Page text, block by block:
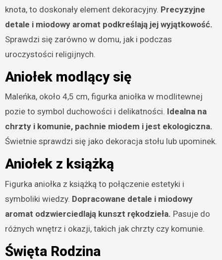
knota, to doskonały element dekoracyjny. Precyzyjne
detale i miodowy aromat podkreślają jej wyjątkowość.
Sprawdzi się zarówno w domu, jak i podczas
uroczystości religijnych.
Aniołek modlący się
Maleńka, około 4,5 cm, figurka aniołka w modlitewnej
pozie to symbol duchowości i delikatności. Idealna na
chrzty i komunie, pachnie miodem i jest ekologiczna.
Świetnie sprawdzi się jako dekoracja stołu lub upominek.
Aniołek z książką
Figurka aniołka z książką to połączenie estetyki i
symboliki wiedzy. Dopracowane detale i miodowy
aromat odzwierciedlają kunszt rękodzieła. Pasuje do
różnych wnętrz i okazji, takich jak chrzty czy komunie.
Święta Rodzina